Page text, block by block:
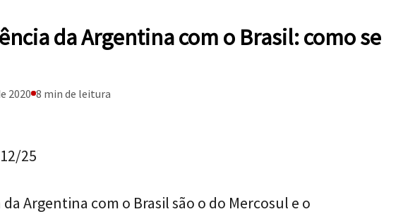
da Argentina com o Brasil: como se
2020 8 min de leitura
25
Argentina com o Brasil são o do Mercosul e o